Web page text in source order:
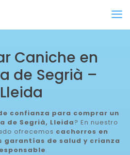
Caniche en
de Segrià –
Lleida
confianza para comprar un
de Segrià, Lleida? En nuestro
ofrecemos cachorros en
garantías de salud y crianza
.